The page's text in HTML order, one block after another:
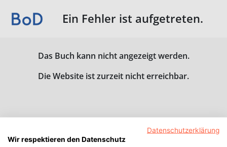
Ein Fehler ist aufgetreten.
Das Buch kann nicht angezeigt werden.
Die Website ist zurzeit nicht erreichbar.
Datenschutzerklärung
Wir respektieren den Datenschutz